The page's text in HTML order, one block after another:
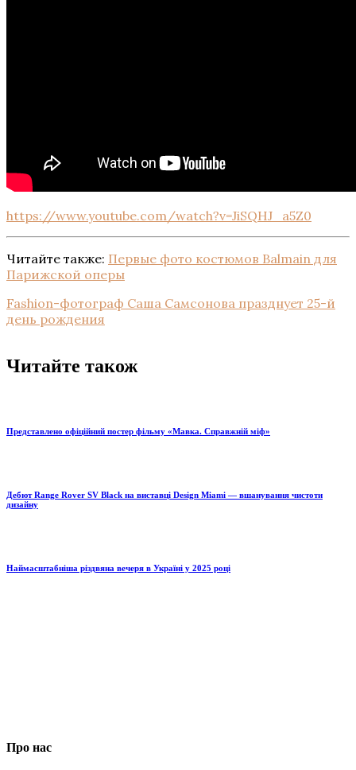
https://www.youtube.com/watch?v=JiSQHJ_a5Z0
Читайте также: Первые фото костюмов Balmain для
Парижской оперы
Fashion-фотограф Саша Самсонова празднует 25-й
день рождения
Читайте також
Представлено офіційний постер фільму «Мавка. Справжній міф»
Дебют Range Rover SV Black на виставці Design Miami — вшанування чистоти
дизайну
Наймасштабніша різдвяна вечеря в Україні у 2025 році
Про нас